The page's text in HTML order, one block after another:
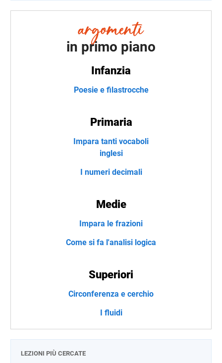
in primo piano
Infanzia
Poesie e filastrocche
Primaria
Impara tanti vocaboli
inglesi
I numeri decimali
Medie
Impara le frazioni
Come si fa l'analisi logica
Superiori
Circonferenza e cerchio
I fluidi
LEZIONI PIÙ CERCATE